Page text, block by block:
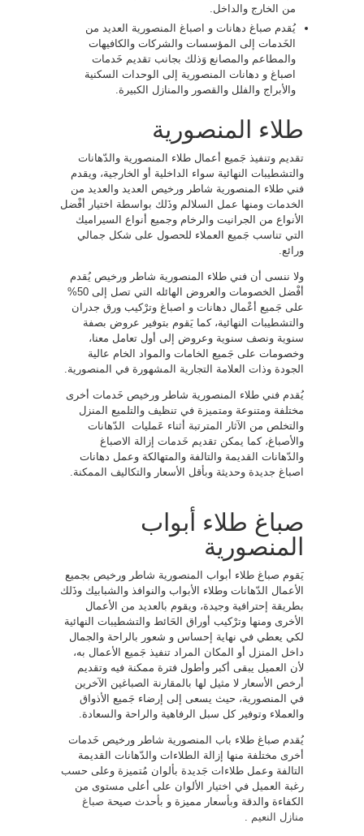
من الخارج والداخل.
يُقدم صباغ دهانات و اصباغ المنصورية العديد من
الخَدمات إلى المؤسسات والشركات والكافيهات
والمطاعم والمصانع وَذلك بجانب تقديم خَدمات
اصباغ و دهانات المنصورية إلى الوحدات السكنية
والأبراج والفلل والقصور والمنازل الكبيرة.
طلاء المنصورية
تقديم وتنفيذ جَميع أعمال طلاء المنصورية والدّهانات
والتشطيبات النهائية سواء الداخلية أو الخارجية، ويقدم
فني طلاء المنصورية شاطر ورخيص العديد والعديد من
الخدمات ومنها عمل السلالم وذَلك بواسطة اختيار أفْضل
الأنواع من الجرانيت والرخام وجميع أنواع السيراميك
التي تناسب جَميع العملاء للحصول على شكل جمالي
ورائع.
ولا ننسى أن فني طلاء المنصورية شاطر ورخيص يُقدم
أفْضل الخصومات والعروض الهائله التي تصل إلى 50%
على جَميع أعْمال دهانات و اصباغ وترْكيب ورق جدران
والتشطيبات النهائية، كما يَقوم بتوفير عروض بصفة
سنوية ونصف سنوية وعروض إلى أول تعامل معنا،
وخصومات على جَميع الخامات والمواد الخام عالية
الجودة وذات العلامة التجارية المشهورة في المنصورية.
يُقدم فني طلاء المنصورية شاطر ورخيص خَدمات أخرى
مختلفة ومتنوعة ومتميزة في تنظيف والتلميع المنزل
والتخلص من الآثار المترتبة أثناء عَمليات الدّهانات
والأصباغ، كما يمكن تقديم خَدمات إزالة الاصباغ
والدّهانات القديمة والتالفة والمتهالكة وعمل دهانات
اصباغ جديدة وحديثة وبأقل الأسعار والتكاليف الممكنة.
صباغ طلاء أبواب
المنصورية
يَقوم صباغ طلاء أبواب المنصورية شاطر ورخيص بجميع
الأعمال الدّهانات وطلاء الأبواب والنوافذ والشبابيك وذَلك
بطريقة إحترافية وجيدة، ويقوم بالعديد من الأعمال
الأخرى ومنها وترْكيب أوراق الحَائط والتشطيبات النهائية
لكي يعطي في نهاية إحساس و شعور بالراحة والجمال
داخل المنزل أو المكان المراد تنفيذ جَميع الأعمال به،
لأن العميل يبقى أكبر وأطول فترة ممكنة فيه وتقديم
أرخص الأسعار لا مثيل لها بالمقارنة الصباغين الآخرين
في المنصورية، حيث يسعى إلى إرضاء جَميع الأذواق
والعملاء وتوفير كل سبل الرفاهية والراحة والسعادة.
يُقدم صباغ طلاء باب المنصورية شاطر ورخيص خَدمات
أخرى مختلفة منها إزالة الطلاءات والدّهانات القديمة
التالفة وعمل طلاءات جَديدة بألوان مُتميزة وعلى حسب
رغبة العميل في اختيار الألوان على أعلى مستوى من
الكفاءة والدقة وبأسعار مميزة و بأحدث صيحة صباغ
منازل النعيم